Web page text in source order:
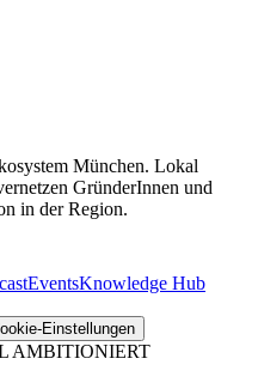
München. Lokal
GründerInnen und
in der Region.
EventsKnowledge Hub
Einstellungen
AMBITIONIERT